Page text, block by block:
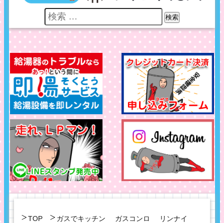
検索
TOP ガスでキッチン ガスコンロ
リンナイ